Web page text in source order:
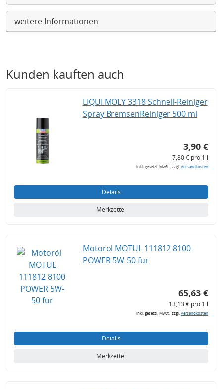
weitere Informationen
Kunden kauften auch
LIQUI MOLY 3318 Schnell-Reiniger
Spray BremsenReiniger 500 ml
3,90 €
7,80 € pro 1 l
inkl. gesetzl. MwSt., zzgl.Versandkosten
Details
Merkzettel
Motoröl MOTUL 111812 8100
POWER 5W-50 für
65,63 €
13,13 € pro 1 l
inkl. gesetzl. MwSt., zzgl.Versandkosten
Details
Merkzettel